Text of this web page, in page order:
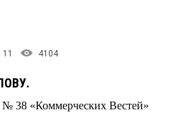
11 4104
38 «Коммерческих Вестей»